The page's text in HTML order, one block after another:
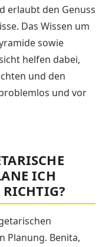
erlaubt den Genuss
Das Wissen um
sowie
helfen dabei,
und den
und vor
ICH
Planung. Benita,